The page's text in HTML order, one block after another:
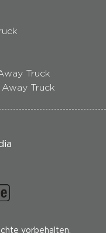
Truck
Truck
vorbehalten.